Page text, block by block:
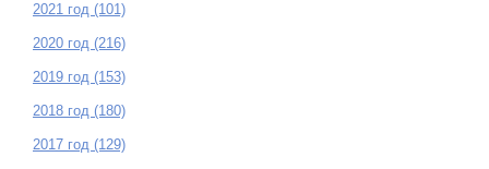
2021 год (101)
2020 год (216)
2019 год (153)
2018 год (180)
2017 год (129)